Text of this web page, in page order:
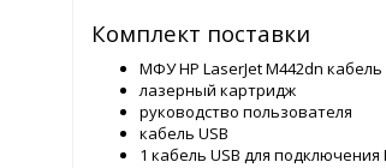
Комплект поставки
МФУ HP LaserJet M442dn
лазерный картридж
руководство пользователя
кабель USB
1 кабель USB для